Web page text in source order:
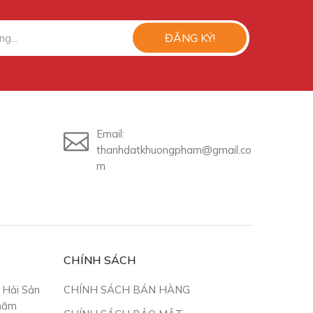
ĐĂNG KÝ!
Email:
thanhdatkhuongpham@gmail.co
m
Sản
CHÍNH SÁCH
CHÍNH SÁCH BÁN HÀNG